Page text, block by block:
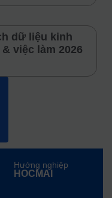
dữ liệu kinh
việc làm 2026
Hướng nghiệp
HOCMAI